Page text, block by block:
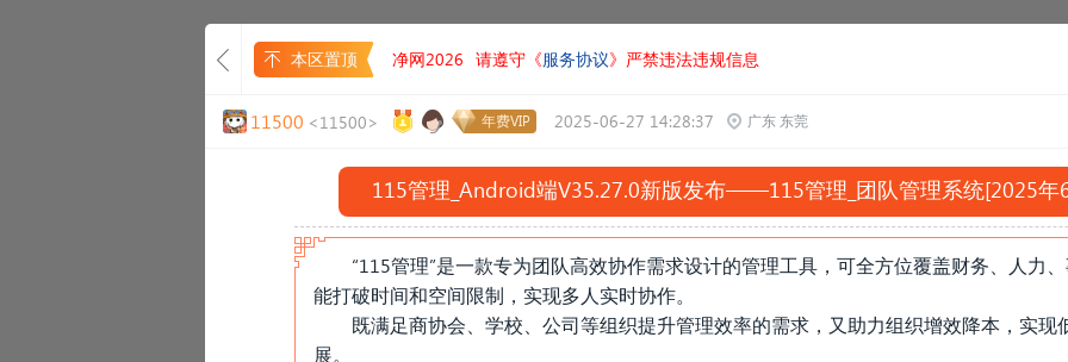
本区置顶 净网2026 请遵守《服务协议》严禁违法违规信息
11500 <11500> 年费VIP 2025-06-27 14:28:37 广东 东莞
115管理_Android端V35.27.0新版发布——115管理_团队管理系统[2025年
“115管理”是一款专为团队高效协作需求设计的管理工具，可全方位覆盖财务、人力
能打破时间和空间限制，实现多人实时协作。
既满足商协会、学校、公司等组织提升管理效率的需求，又助力组织增效降本，实现
展。